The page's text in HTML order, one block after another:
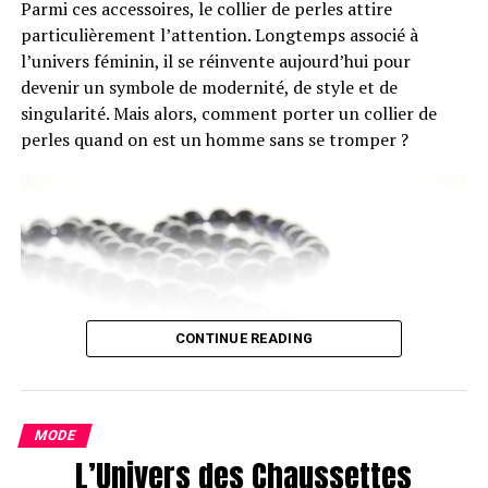
ADVERTISEMENT
Pour obtenir un drop fade, inclinez légèrement la
tondeuse lorsque vous atteignez la zone derrière les
oreilles. Cela crée un dégradé plus naturel qui s’incurve
doucement vers les tempes.
Une fois les côtés terminés, passez à un guide de
longueur moyen et continuez à travailler vers le haut. La
technique de coupe consiste à raccourcir
veillant à garder une transition douce entre chaque
Changez régulièrement de guide pour assurer une
parfaite, n’oubliez pas de vérifier votre travail sous
différents angles.
Parmi ces accessoires, le collier de perles attire
particulièrement l’attention. Longtemps associé à
l’univers féminin, il se réinvente aujourd’hui pour
devenir un symbole de modernité, de style et de
singularité. Mais alors, comment porter un collier de
perles quand on est un homme sans se tromper ?
CONTINUE READING
MODE
L’Univers des Chaussettes